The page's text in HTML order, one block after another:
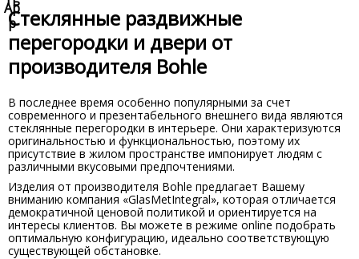
Стеклянные раздвижные
перегородки и двери от
производителя Bohle
В последнее время особенно популярными за счет
современного и презентабельного внешнего вида являются
стеклянные перегородки в интерьере. Они характеризуются
оригинальностью и функциональностью, поэтому их
присутствие в жилом пространстве импонирует людям с
различными вкусовыми предпочтениями.
Изделия от производителя Bohle предлагает Вашему
вниманию компания «GlasMetIntegral», которая отличается
демократичной ценовой политикой и ориентируется на
интересы клиентов. Вы можете в режиме online подобрать
оптимальную конфигурацию, идеально соответствующую
существующей обстановке.